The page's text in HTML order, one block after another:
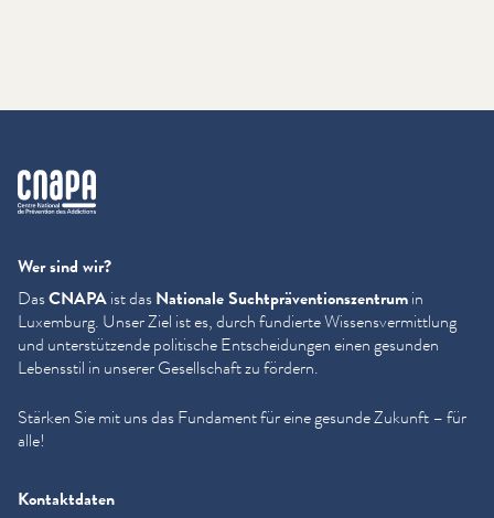
cnapa
Wer sind wir?
DasCNAPAist dasNationale Sucht­präven­tion­szen­trumin
Luxemburg. Unser Ziel ist es, durch fundierte Wis­sensver­mit­tlung
und unter­stützende politische Entschei­dun­gen einen gesunden
Lebensstil in unserer Gesellschaft zu fördern.
Stärken Sie mit uns das Fundament für eine gesunde Zukunft – für
alle!
Kontaktdaten